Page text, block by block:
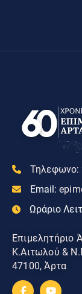
Τηλεφωνο:
Email:
Ωράριο
Επιμελητήριο
Κ.Αιτωλού &
47100, Άρτα